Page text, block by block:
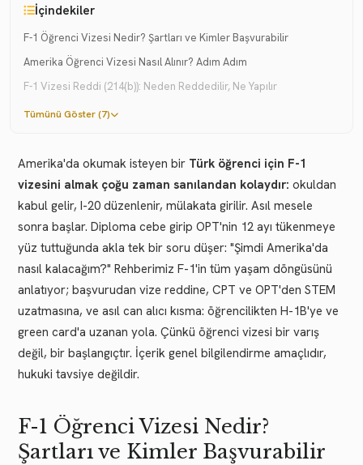
İçindekiler
F-1 Öğrenci Vizesi Nedir? Şartları ve Kimler Başvurabilir
Amerika Öğrenci Vizesi Nasıl Alınır? Adım Adım
F-1 Vizesi Reddi (214(b)): Neden Reddedilir, Ne Yapılır
Tümünü Göster (7)
Amerika'da okumak isteyen bir Türk öğrenci için F-1
vizesini almak çoğu zaman sanılandan kolaydır: okuldan
kabul gelir, I-20 düzenlenir, mülakata girilir. Asıl mesele
sonra başlar. Diploma cebe girip OPT'nin 12 ayı tükenmeye
yüz tuttuğunda akla tek bir soru düşer: "Şimdi Amerika'da
nasıl kalacağım?" Rehberimiz F-1'in tüm yaşam döngüsünü
anlatıyor; başvurudan vize reddine, CPT ve OPT'den STEM
uzatmasına, ve asıl can alıcı kısma: öğrencilikten H-1B'ye ve
green card'a uzanan yola. Çünkü öğrenci vizesi bir varış
değil, bir başlangıçtır. İçerik genel bilgilendirme amaçlıdır,
hukuki tavsiye değildir.
F-1 Öğrenci Vizesi Nedir?
Şartları ve Kimler Başvurabilir